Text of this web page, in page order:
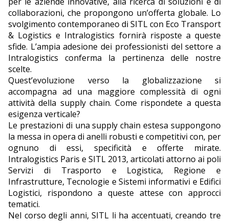
collaborazioni, che propongono un’offerta globale. Lo
svolgimento contemporaneo di SITL con Eco Transport
& Logistics e Intralogistics fornirà risposte a queste
sfide. L’ampia adesione dei professionisti del settore a
Intralogistics conferma la pertinenza delle nostre
scelte.
Quest’evoluzione verso la globalizzazione si
accompagna ad una maggiore complessità di ogni
attività della supply chain. Come rispondete a questa
esigenza verticale?
Le prestazioni di una supply chain estesa suppongono
la messa in opera di anelli robusti e competitivi con, per
ognuno di essi, specificità e offerte mirate.
Intralogistics Paris e SITL 2013, articolati attorno ai poli
Servizi di Trasporto e Logistica, Regione e
Infrastrutture, Tecnologie e Sistemi informativi e Edifici
Logistici, rispondono a queste attese con approcci
tematici.
Nel corso degli anni, SITL li ha accentuati, creando tre